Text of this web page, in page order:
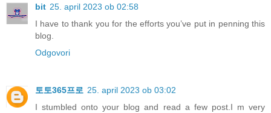
bit 25. april 2023 ob 02:58
I have to thank you for the efforts you’ve put in penning this
blog.
Odgovori
토토365프로 25. april 2023 ob 03:02
I stumbled onto your blog and read a few post.I m very